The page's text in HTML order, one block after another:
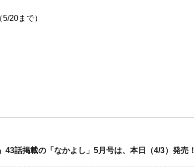
20まで）
話掲載の「なかよし」5月号は、本日（4/3）発売！